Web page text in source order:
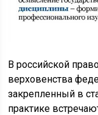
В российской
верховенства
закрепленный в
практике